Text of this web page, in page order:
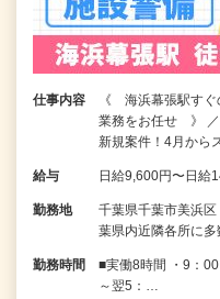
仕事内容
《 海浜幕張駅す
業務をお任せ 》
新規案件！4月から
給与 日給9,600円〜日給
勤務地
千葉県千葉市美浜
葉県内近隣各所に多
勤務時間
■実働8時間 ・9：
～翌5：…